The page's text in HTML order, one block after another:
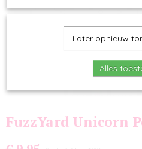
FuzzYard Unicorn
Later opnieuw
Alles